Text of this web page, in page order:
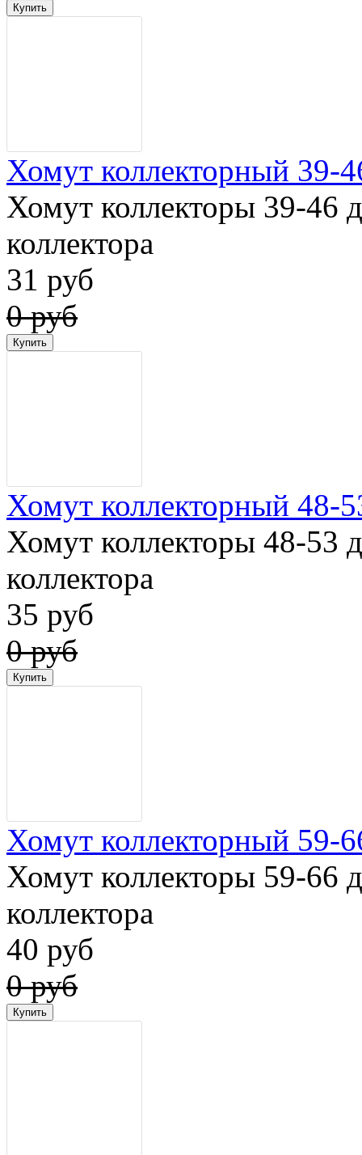
Хомут коллекторный 39-
Хомут коллекторы 39-46
коллектора
31 руб
0 руб
Хомут коллекторный 48-
Хомут коллекторы 48-53
коллектора
35 руб
0 руб
Хомут коллекторный 59-
Хомут коллекторы 59-66
коллектора
40 руб
0 руб